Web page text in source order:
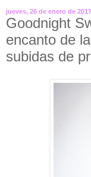
jueves, 26 de enero de 2017
Goodnight
encanto de
subidas de